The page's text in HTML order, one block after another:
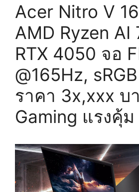
Acer Nitro V
AMD Ryzen AI
RTX 4050 จอ
@165Hz,
ราคา 3x,xxx บ
Gaming แรงคุ้ม